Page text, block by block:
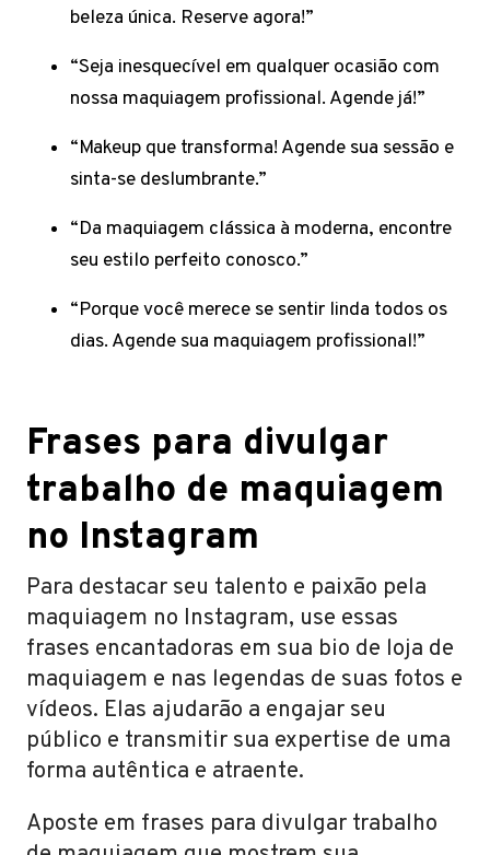
beleza única. Reserve agora!”
“Seja inesquecível em qualquer ocasião com
nossa maquiagem profissional. Agende já!”
“Makeup que transforma! Agende sua sessão e
sinta-se deslumbrante.”
“Da maquiagem clássica à moderna, encontre
seu estilo perfeito conosco.”
“Porque você merece se sentir linda todos os
dias. Agende sua maquiagem profissional!”
Frases para divulgar
trabalho de maquiagem
no Instagram
Para destacar seu talento e paixão pela
maquiagem no Instagram, use essas
frases encantadoras em sua bio de loja de
maquiagem e nas legendas de suas fotos e
vídeos. Elas ajudarão a engajar seu
público e transmitir sua expertise de uma
forma autêntica e atraente.
Aposte em frases para divulgar trabalho